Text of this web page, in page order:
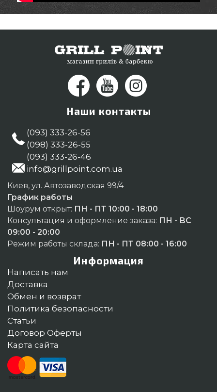
Наши контакты
(093) 333-26-56
(098) 333-26-55
(093) 333-26-46
info@grillpoint.com.ua
Киев, ул. Автозаводская 99/4
График работы
Шоурум открыт: ПН - ПТ 10:00 - 18:00
Консультация и оформление заказа: ПН - ВС
09:00 - 20:00
Режим работы склада: ПН - ПТ 08:00 - 16:00
Информация
Написать нам
Доставка
Обмен и возврат
Политика безопасности
Статьи
Договор Оферты
Карта сайта